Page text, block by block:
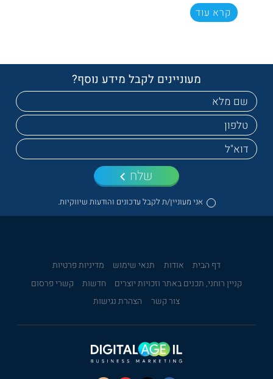
קרא עוד
מעוניינים לקבל מידע נוסף?
אני מעוניין/ת לקבל עדכונים והודעות שיווקיות.
שלח
דף הבית אודות תנאי שימוש
מדיניות פרטיות
קניין רוחני, תכנים באתר וזכויות יוצרים
חדשות
קשרי פרסום
צור קשר
הצהרת נגישות